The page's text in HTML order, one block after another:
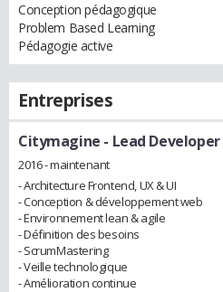
Conception pédagogique
Problem Based Learning
Pédagogie active
Entreprises
Citymagine - Lead Developer
2016 - maintenant
- Architecture Frontend, UX & UI
- Conception & développement web
- Environnement lean & agile
- Définition des besoins
- ScrumMastering
- Veille technologique
- Amélioration continue